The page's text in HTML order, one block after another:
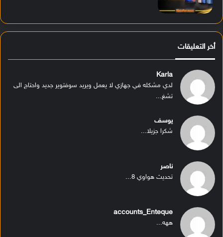
أخر التعليقات
Karla
لدي مشكله في جهازي لا يعمل ويريد سوفتوير جديد واحتاج الى
تشغ...
يوسف
شكرا جزيلا...
ناصر
تحديث هواوي 8...
accounts_Enteque
ههه...